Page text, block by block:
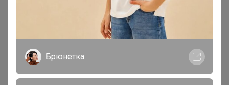
Брюнетка